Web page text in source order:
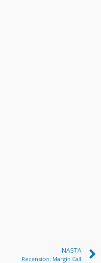
NÄSTA
Recension: Margin Call